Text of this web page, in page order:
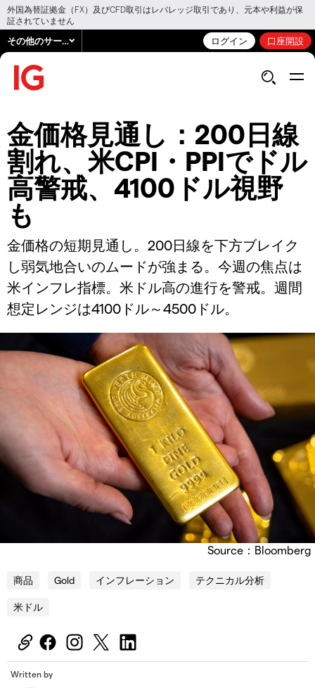
外国為替証拠金（FX）及びCFD取引はレバレッジ取引であり、元本や利益が保
証されていません
その他のサービス ログイン 口座開設
金価格見通し：200日線
割れ、米CPI・PPIでドル
高警戒、4100ドル視野
も
金価格の短期見通し。200日線を下方ブレイク
し弱気地合いのムードが強まる。今週の焦点は
米インフレ指標。米ドル高の進行を警戒。週間
想定レンジは4100ドル～4500ドル。
Source：Bloomberg
商品 Gold インフレーション テクニカル分析
米ドル
Written by